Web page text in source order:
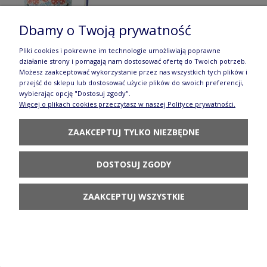
Kubek Ola V 0,25 L Szyszka Galia
80,80 zł
DO KOSZYKA
Dbamy o Twoją prywatność
Pliki cookies i pokrewne im technologie umożliwiają poprawne
działanie strony i pomagają nam dostosować ofertę do Twoich potrzeb.
Możesz zaakceptować wykorzystanie przez nas wszystkich tych plików i
przejść do sklepu lub dostosować użycie plików do swoich preferencji,
wybierając opcję "Dostosuj zgody".
Więcej o plikach cookies przeczytasz w naszej Polityce prywatności.
ZAAKCEPTUJ TYLKO NIEZBĘDNE
DOSTOSUJ ZGODY
ZAAKCEPTUJ WSZYSTKIE